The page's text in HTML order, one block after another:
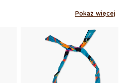
Pokaż więcej